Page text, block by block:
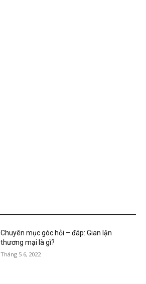
Chuyên mục góc hỏi – đáp: Gian lận
thương mại là gì?
Tháng 5 6, 2022